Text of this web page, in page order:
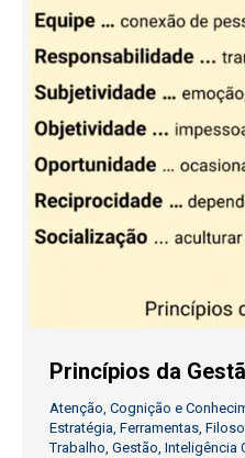
Princípios da
Atenção, Cognição e
Estratégia, Ferramentas,
Trabalho, Gestão, Inteligência